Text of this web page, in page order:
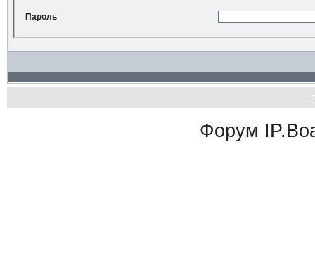
Пароль
Форум